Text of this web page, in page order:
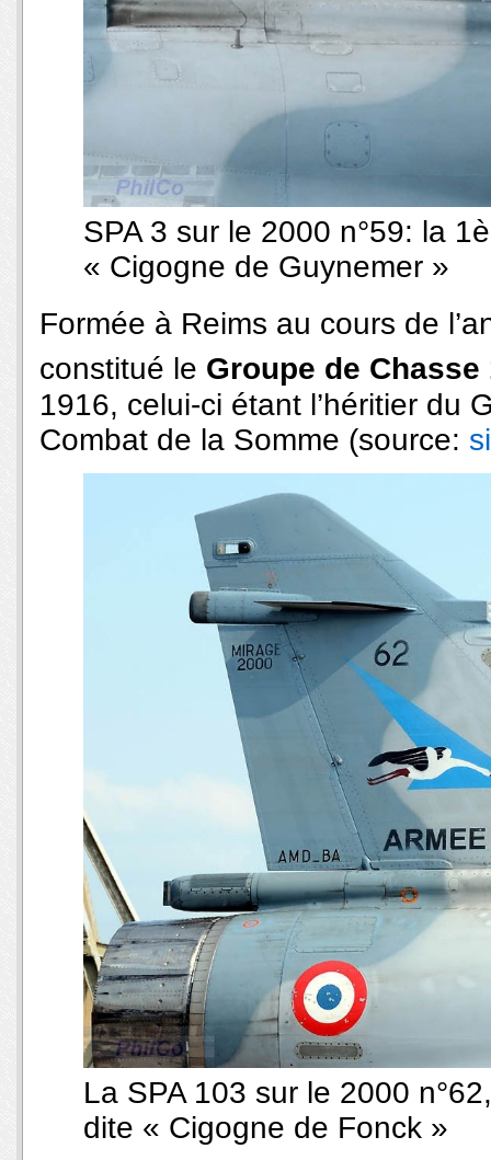
SPA 3 sur le 2000 n°59: la
« Cigogne de Guynemer »
Formée à Reims au cours de
constitué le Groupe de Chasse
1916, celui-ci étant l’héritier du
Combat de la Somme (source:
La SPA 103 sur le 2000
dite « Cigogne de Fonck »